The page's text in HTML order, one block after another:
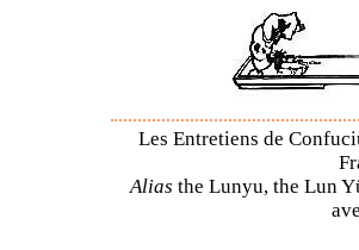
Les Entretiens de
Alias the Lunyu, the Lun